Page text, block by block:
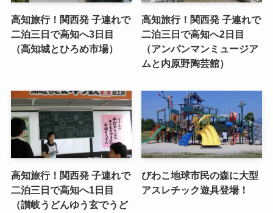
高知旅行！関西発 子連れで
二泊三日で高知へ3日目
（高知城とひろめ市場）
高知旅行！関西発 子連れで
二泊三日で高知へ2日目
（アンパンマンミュージア
ムと内原野陶芸館）
高知旅行！関西発 子連れで
二泊三日で高知へ1日目
（讃岐うどんゆう玄でうど
びわこ地球市民の森に大型
アスレチック遊具登場！